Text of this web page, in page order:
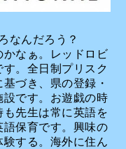
なんだろう？
なぁ。レッドロビ
。全日制プリスク
づき、県の登録・
です。お遊戯の時
先生は常に英語を
保育です。興味の
する。海外に住ん